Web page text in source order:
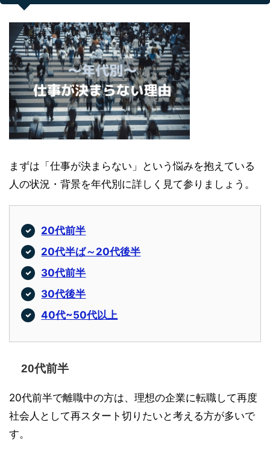
まずは「仕事が決まらない」という悩みを抱えている
人の状況・背景を年代別に詳しく見て参りましょう。
20代前半
20代半ば～20代後半
30代前半
30代後半
40代~50代以上
20代前半
20代前半で離職中の方は、理想の企業に転職して再度
社会人として再スタート切りたいと考える方が多いで
す。